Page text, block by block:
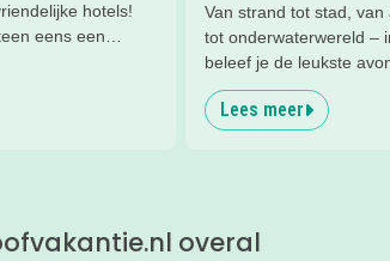
hotels!
eens een
Exclusief en boek
met je
Van strand tot stad, van
tot onderwaterwereld –
beleef je de leukste
kinderen. En
ontspannen met een
Lees meer
overal